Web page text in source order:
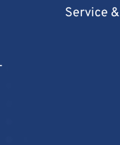
Service